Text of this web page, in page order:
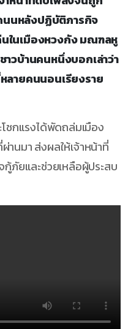
นหลังปฏิบัติภารกิจ
ในเมืองหวงกัง มณฑลหู
วบ้านคนหนึ่งบอกเล่าว่า
ลายคนนอนเรียงราย
ชกแรงได้พัดถล่มเมือง
านมา ส่งผลให้เจ้าหน้าที่
กู้ภัยและช่วยเหลือผู้ประสบ